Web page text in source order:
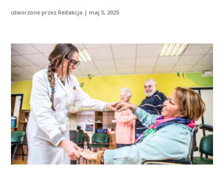
utworzone przezRedakcja |maj 5, 2025